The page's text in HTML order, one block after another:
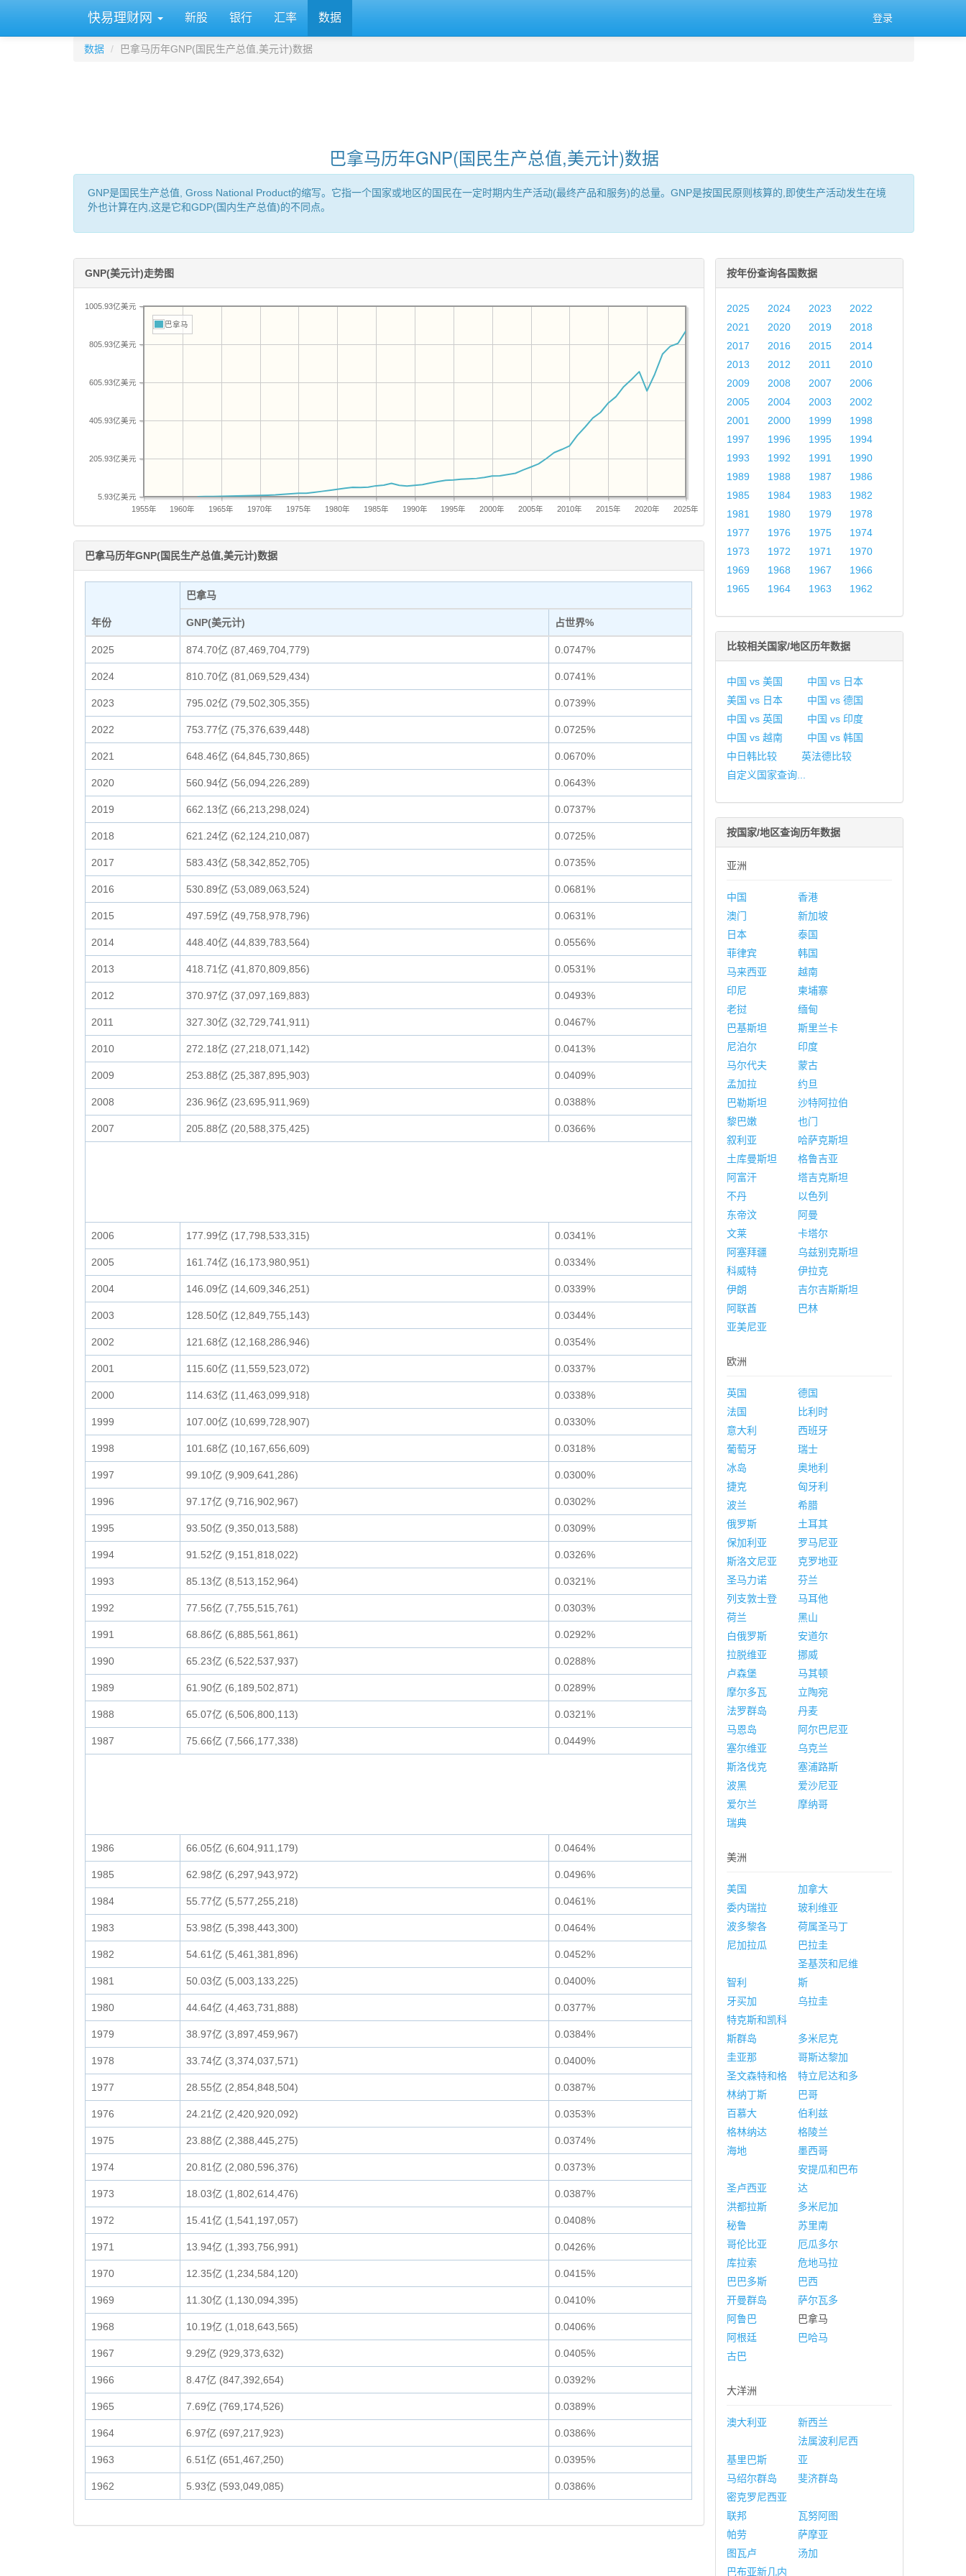
快易理财网 新股 银行 汇率 数据 登录
数据 巴拿马历年GNP(国民生产总值,美元计)数据
巴拿马历年GNP(国民生产总值,美元计)数据
GNP是国民生产总值, Gross National Product的缩写。它指一个国家或地区的国民在一定时期内生产活动(最终产品和服务)的总量。GNP是按国民原则核算的,即使生产活动发生在境
外也计算在内,这是它和GDP(国内生产总值)的不同点。
GNP(美元计)走势图
1955年 1960年 1965年 1970年 1975年 1980年 1985年 1990年 1995年 2000年 2005年 2010年 2015年 2020年 2025年
5.93亿美元
205.93亿美元
405.93亿美元
605.93亿美元
805.93亿美元
1005.93亿美元
巴拿马
巴拿马历年GNP(国民生产总值,美元计)数据
年份
巴拿马
GNP(美元计) 占世界%
2025 874.70亿 (87,469,704,779) 0.0747%
2024 810.70亿 (81,069,529,434) 0.0741%
2023 795.02亿 (79,502,305,355) 0.0739%
2022 753.77亿 (75,376,639,448) 0.0725%
2021 648.46亿 (64,845,730,865) 0.0670%
2020 560.94亿 (56,094,226,289) 0.0643%
2019 662.13亿 (66,213,298,024) 0.0737%
2018 621.24亿 (62,124,210,087) 0.0725%
2017 583.43亿 (58,342,852,705) 0.0735%
2016 530.89亿 (53,089,063,524) 0.0681%
2015 497.59亿 (49,758,978,796) 0.0631%
2014 448.40亿 (44,839,783,564) 0.0556%
2013 418.71亿 (41,870,809,856) 0.0531%
2012 370.97亿 (37,097,169,883) 0.0493%
2011 327.30亿 (32,729,741,911) 0.0467%
2010 272.18亿 (27,218,071,142) 0.0413%
2009 253.88亿 (25,387,895,903) 0.0409%
2008 236.96亿 (23,695,911,969) 0.0388%
2007 205.88亿 (20,588,375,425) 0.0366%
2006 177.99亿 (17,798,533,315) 0.0341%
2005 161.74亿 (16,173,980,951) 0.0334%
2004 146.09亿 (14,609,346,251) 0.0339%
2003 128.50亿 (12,849,755,143) 0.0344%
2002 121.68亿 (12,168,286,946) 0.0354%
2001 115.60亿 (11,559,523,072) 0.0337%
2000 114.63亿 (11,463,099,918) 0.0338%
1999 107.00亿 (10,699,728,907) 0.0330%
1998 101.68亿 (10,167,656,609) 0.0318%
1997 99.10亿 (9,909,641,286) 0.0300%
1996 97.17亿 (9,716,902,967) 0.0302%
1995 93.50亿 (9,350,013,588) 0.0309%
1994 91.52亿 (9,151,818,022) 0.0326%
1993 85.13亿 (8,513,152,964) 0.0321%
1992 77.56亿 (7,755,515,761) 0.0303%
1991 68.86亿 (6,885,561,861) 0.0292%
1990 65.23亿 (6,522,537,937) 0.0288%
1989 61.90亿 (6,189,502,871) 0.0289%
1988 65.07亿 (6,506,800,113) 0.0321%
1987 75.66亿 (7,566,177,338) 0.0449%
1986 66.05亿 (6,604,911,179) 0.0464%
1985 62.98亿 (6,297,943,972) 0.0496%
1984 55.77亿 (5,577,255,218) 0.0461%
1983 53.98亿 (5,398,443,300) 0.0464%
1982 54.61亿 (5,461,381,896) 0.0452%
1981 50.03亿 (5,003,133,225) 0.0400%
1980 44.64亿 (4,463,731,888) 0.0377%
1979 38.97亿 (3,897,459,967) 0.0384%
1978 33.74亿 (3,374,037,571) 0.0400%
1977 28.55亿 (2,854,848,504) 0.0387%
1976 24.21亿 (2,420,920,092) 0.0353%
1975 23.88亿 (2,388,445,275) 0.0374%
1974 20.81亿 (2,080,596,376) 0.0373%
1973 18.03亿 (1,802,614,476) 0.0387%
1972 15.41亿 (1,541,197,057) 0.0408%
1971 13.94亿 (1,393,756,991) 0.0426%
1970 12.35亿 (1,234,584,120) 0.0415%
1969 11.30亿 (1,130,094,395) 0.0410%
1968 10.19亿 (1,018,643,565) 0.0406%
1967 9.29亿 (929,373,632) 0.0405%
1966 8.47亿 (847,392,654) 0.0392%
1965 7.69亿 (769,174,526) 0.0389%
1964 6.97亿 (697,217,923) 0.0386%
1963 6.51亿 (651,467,250) 0.0395%
1962 5.93亿 (593,049,085) 0.0386%
按年份查询各国数据
2025 2024 2023
2022
2021
2020 2019
2018
2017
2016 2015
2014
2013
2012 2011
2010
2009
2008 2007
2006
2005
2004 2003
2002
2001
2000 1999
1998
1997
1996 1995
1994
1993
1992 1991
1990
1989
1988 1987
1986
1985
1984 1983
1982
1981
1980 1979
1978
1977
1976 1975
1974
1973
1972 1971
1970
1969
1968 1967
1966
1965
1964 1963 1962
比较相关国家/地区历年数据
中国 vs 美国
中国 vs 日本
美国 vs 日本
中国 vs 德国
中国 vs 英国
中国 vs 印度
中国 vs 越南
中国 vs 韩国
中日韩比较
英法德比较
自定义国家查询...
按国家/地区查询历年数据
亚洲
中国
香港
澳门
新加坡
日本
泰国
菲律宾
韩国
马来西亚
越南
印尼
柬埔寨
老挝
缅甸
巴基斯坦
斯里兰卡
尼泊尔
印度
马尔代夫
蒙古
孟加拉
约旦
巴勒斯坦
沙特阿拉伯
黎巴嫩
也门
叙利亚
哈萨克斯坦
土库曼斯坦
格鲁吉亚
阿富汗
塔吉克斯坦
不丹
以色列
东帝汶
阿曼
文莱
卡塔尔
阿塞拜疆
乌兹别克斯坦
科威特
伊拉克
伊朗
吉尔吉斯斯坦
阿联酋
巴林
亚美尼亚
欧洲
英国
德国
法国
比利时
意大利
西班牙
葡萄牙
瑞士
冰岛
奥地利
捷克
匈牙利
波兰
希腊
俄罗斯
土耳其
保加利亚
罗马尼亚
斯洛文尼亚
克罗地亚
圣马力诺
芬兰
列支敦士登
马耳他
荷兰
黑山
白俄罗斯
安道尔
拉脱维亚
挪威
卢森堡
马其顿
摩尔多瓦
立陶宛
法罗群岛
丹麦
马恩岛
阿尔巴尼亚
塞尔维亚
乌克兰
斯洛伐克
塞浦路斯
波黑
爱沙尼亚
爱尔兰
摩纳哥
瑞典
美洲
美国
加拿大
委内瑞拉
玻利维亚
波多黎各
荷属圣马丁
尼加拉瓜
巴拉圭
智利
圣基茨和尼维
斯
牙买加
乌拉圭
特克斯和凯科
斯群岛
多米尼克
圭亚那
哥斯达黎加
圣文森特和格
林纳丁斯
特立尼达和多
巴哥
百慕大
伯利兹
格林纳达
格陵兰
海地
墨西哥
圣卢西亚
安提瓜和巴布
达
洪都拉斯
多米尼加
秘鲁
苏里南
哥伦比亚
厄瓜多尔
库拉索
危地马拉
巴巴多斯
巴西
开曼群岛
萨尔瓦多
阿鲁巴
巴拿马
阿根廷
巴哈马
古巴
大洋洲
澳大利亚 新西兰
基里巴斯
法属波利尼西
亚
马绍尔群岛
斐济群岛
密克罗尼西亚
联邦
瓦努阿图
帕劳
萨摩亚
图瓦卢
汤加
巴布亚新几内